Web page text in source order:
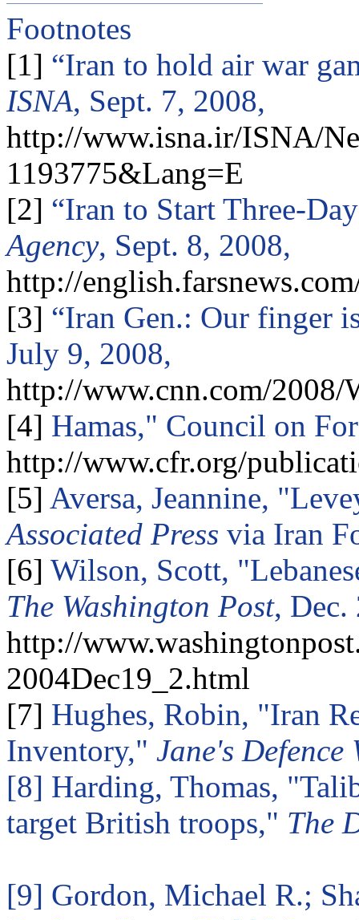
Footnotes
[1] “Iran to hold air war
ISNA, Sept. 7, 2008,
http://www.isna.ir/ISNA/
1193775&Lang=E
[2] “Iran to Start Three-
Agency, Sept. 8, 2008,
http://
[3] “Iran Gen.: Our finger
July 9, 2008,
http://www.cnn.com/2008/
[4] Hamas," Council on
http://www.cfr.org/
[5] Aversa, Jeannine, "
Associated Press via Iran
[6] Wilson, Scott,
The Washington Post, Dec.
http://
2004Dec19_2.html
[7] Hughes, Robin, "Iran
Inventory," Jane's Defence
[8] Harding, Thomas,
target British troops," The
[9] Gordon, Michael R.;